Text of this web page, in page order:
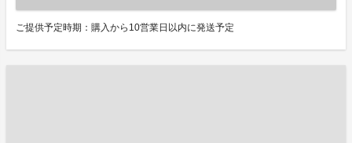
ご提供予定時期：購入から10営業日以内に発送予定